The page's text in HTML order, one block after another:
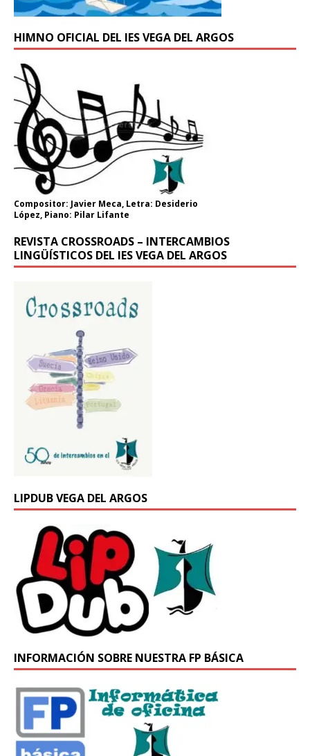
HIMNO OFICIAL DEL IES VEGA DEL ARGOS
Compositor: Javier Meca, Letra: Desiderio
López, Piano: Pilar Lifante
REVISTA CROSSROADS – INTERCAMBIOS
LINGÜÍSTICOS DEL IES VEGA DEL ARGOS
LIPDUB VEGA DEL ARGOS
INFORMACIÓN SOBRE NUESTRA FP BÁSICA